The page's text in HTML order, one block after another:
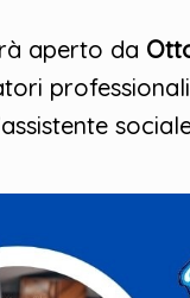
aperto da